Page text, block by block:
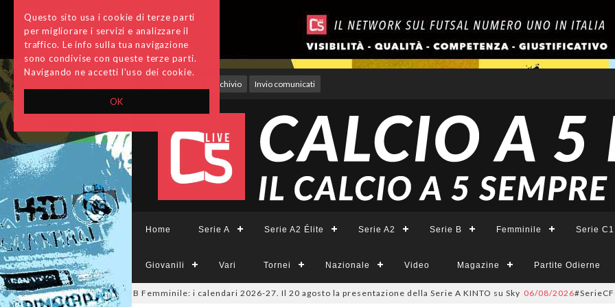
OK
Questo sito usa i cookie di terze parti
per migliorare i servizi e analizzare il
traffico. Le info sulla tua navigazione
sono condivise con queste terze parti.
Navigando ne accetti l'uso dei cookie.
Archivio Invio comunicati
Home Serie A Serie A2 Élite Serie A2 Serie B Femminile Serie C1
Giovanili Vari Tornei Nazionale Video Magazine Partite Odierne
A2 Élite, A2, B e B Femminile: i calendari 2026-27. Il 20 agosto la presentazione della Serie A KINTO su Sky 06/08/2026